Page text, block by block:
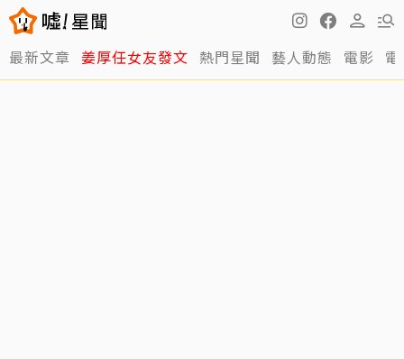
最新文章 姜厚任女友發文 熱門星聞 藝人動態 電影